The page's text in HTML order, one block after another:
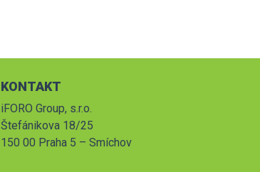
KONTAKT
iFORO Group, s.r.o.
Štefánikova 18/25
150 00 Praha 5 – Smíchov